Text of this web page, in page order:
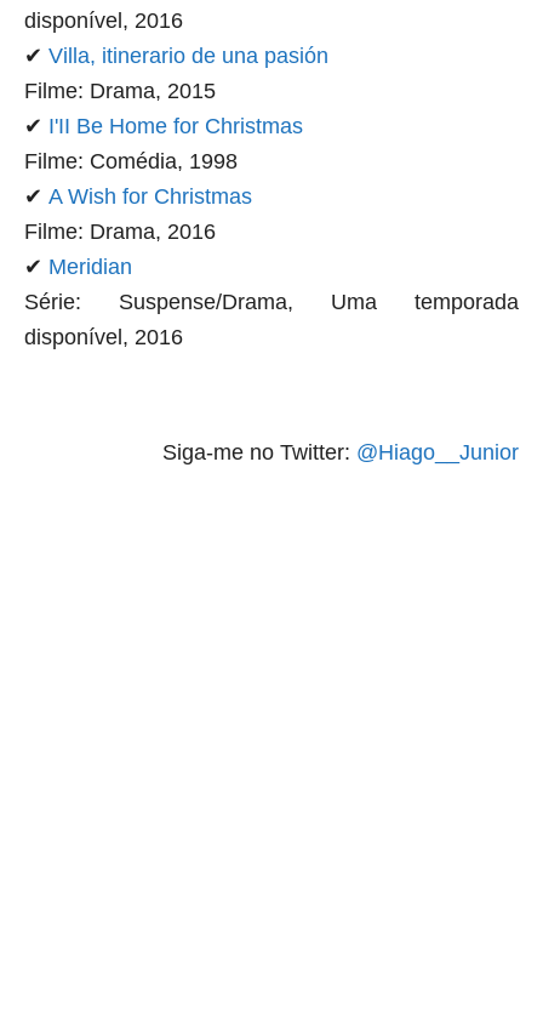
disponível, 2016
✔ Villa, itinerario de una pasión
Filme: Drama, 2015
✔ I'II Be Home for Christmas
Filme: Comédia, 1998
✔ A Wish for Christmas
Filme: Drama, 2016
✔ Meridian
Série: Suspense/Drama, Uma temporada
disponível, 2016
Siga-me no Twitter: @Hiago__Junior